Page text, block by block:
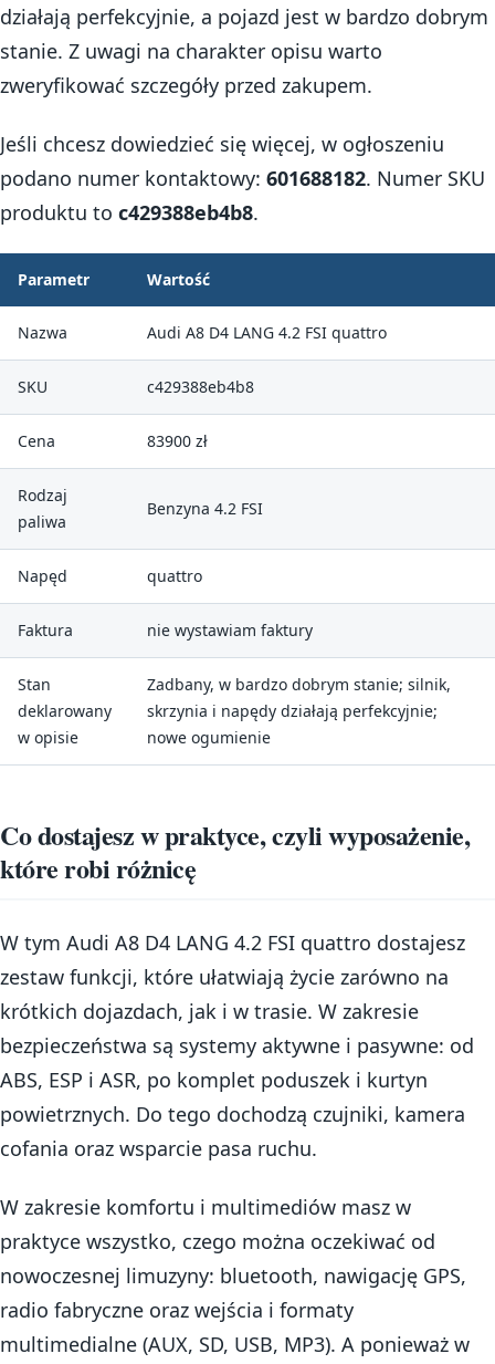
działają perfekcyjnie, a pojazd jest w bardzo dobrym
stanie. Z uwagi na charakter opisu warto
zweryfikować szczegóły przed zakupem.
Jeśli chcesz dowiedzieć się więcej, w ogłoszeniu
podano numer kontaktowy: 601688182. Numer SKU
produktu to c429388eb4b8.
Parametr Wartość
Nazwa Audi A8 D4 LANG 4.2 FSI quattro
SKU c429388eb4b8
Cena 83900 zł
Rodzaj
paliwa
Benzyna 4.2 FSI
Napęd quattro
Faktura nie wystawiam faktury
Stan
deklarowany
w opisie
Zadbany, w bardzo dobrym stanie; silnik,
skrzynia i napędy działają perfekcyjnie;
nowe ogumienie
Co dostajesz w praktyce, czyli wyposażenie,
które robi różnicę
W tym Audi A8 D4 LANG 4.2 FSI quattro dostajesz
zestaw funkcji, które ułatwiają życie zarówno na
krótkich dojazdach, jak i w trasie. W zakresie
bezpieczeństwa są systemy aktywne i pasywne: od
ABS, ESP i ASR, po komplet poduszek i kurtyn
powietrznych. Do tego dochodzą czujniki, kamera
cofania oraz wsparcie pasa ruchu.
W zakresie komfortu i multimediów masz w
praktyce wszystko, czego można oczekiwać od
nowoczesnej limuzyny: bluetooth, nawigację GPS,
radio fabryczne oraz wejścia i formaty
multimedialne (AUX, SD, USB, MP3). A ponieważ w